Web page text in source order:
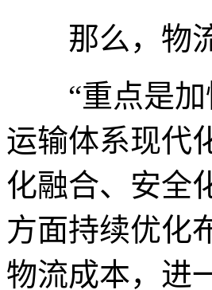
那么，物流
“重点是加
运输体系现代
化融合、安全
方面持续优化
物流成本，进